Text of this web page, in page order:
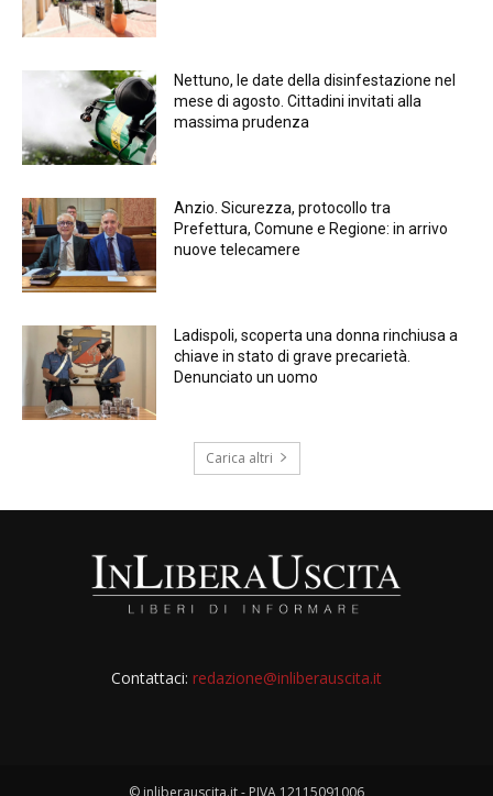
Nettuno, le date della disinfestazione nel
mese di agosto. Cittadini invitati alla
massima prudenza
Anzio. Sicurezza, protocollo tra
Prefettura, Comune e Regione: in arrivo
nuove telecamere
Ladispoli, scoperta una donna rinchiusa a
chiave in stato di grave precarietà.
Denunciato un uomo
Carica altri
Contattaci: redazione@inliberauscita.it
© inliberauscita.it - PIVA 12115091006